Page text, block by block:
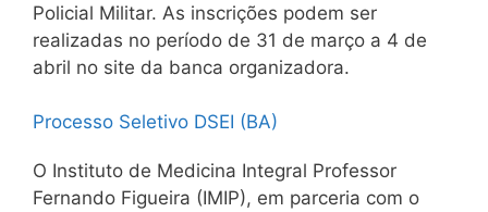
Policial Militar. As inscrições podem ser
realizadas no período de 31 de março a 4 de
abril no site da banca organizadora.
Processo Seletivo DSEI (BA)
O Instituto de Medicina Integral Professor
Fernando Figueira (IMIP), em parceria com o